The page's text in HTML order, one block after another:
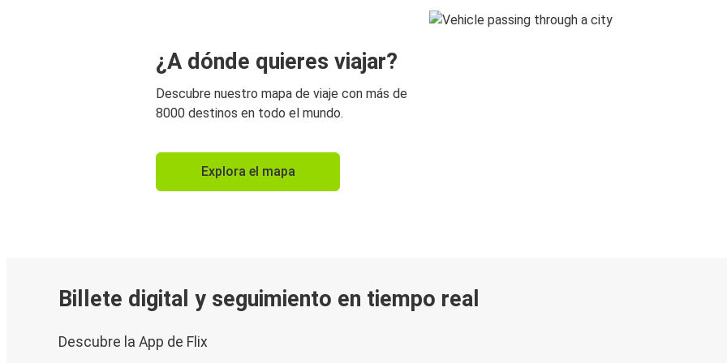
¿A dónde quieres viajar?
Descubre nuestro mapa de viaje con más de
8000 destinos en todo el mundo.
Explora el mapa
Billete digital y seguimiento en tiempo real
Descubre la App de Flix